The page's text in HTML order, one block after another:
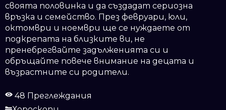
своята половинка и да създадат сериозна
връзка и семейство. През февруари, юли,
октомври и ноември ще се нуждаете от
подкрепата на близките ви, не
пренебрегвайте задълженията си и
обръщайте повече внимание на децата и
възрастните си родители.
48 Преглеждания